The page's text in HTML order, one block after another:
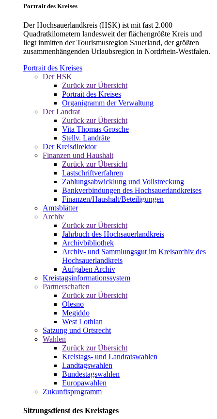
Portrait des Kreises
Der Hochsauerlandkreis (HSK) ist mit fast 2.000
Quadratkilometern landesweit der flächengrößte Kreis und
liegt inmitten der Tourismusregion Sauerland, der größten
zusammenhängenden Urlaubsregion in Nordrhein-Westfalen.
Portrait des Kreises
Der HSK
Zurück zur Übersicht
Portrait des Kreises
Organigramm der Verwaltung
Der Landrat
Zurück zur Übersicht
Vita Thomas Grosche
Stellv. Landräte
Der Kreisdirektor
Finanzen und Haushalt
Zurück zur Übersicht
Lastschriftverfahren
Zahlungsabwicklung und Vollstreckung
Bankverbindungen des Hochsauerlandkreises
Finanzen/Haushalt/Beteiligungen
Amtsblätter
Archiv
Zurück zur Übersicht
Jahrbuch des Hochsauerlandkreis
Archivbibliothek
Archiv- und Sammlungsgut im Kreisarchiv des
Hochsauerlandkreis
Aufgaben Archiv
Kreistagsinformationssystem
Partnerschaften
Zurück zur Übersicht
Olesno
Megiddo
West Lothian
Satzung und Ortsrecht
Wahlen
Zurück zur Übersicht
Kreistags- und Landratswahlen
Landtagswahlen
Bundestagswahlen
Europawahlen
Zukunftsprogramm
Sitzungsdienst des Kreistages